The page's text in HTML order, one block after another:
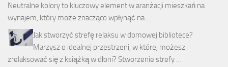
Neutralne kolory to kluczowy element w aranżacji mieszkań na
wynajem, który może znacząco wpłynąć na …
Jak stworzyć strefę relaksu w domowej bibliotece?
Marzysz o idealnej przestrzeni, w której możesz
zrelaksować się z książką w dłoni? Stworzenie strefy …